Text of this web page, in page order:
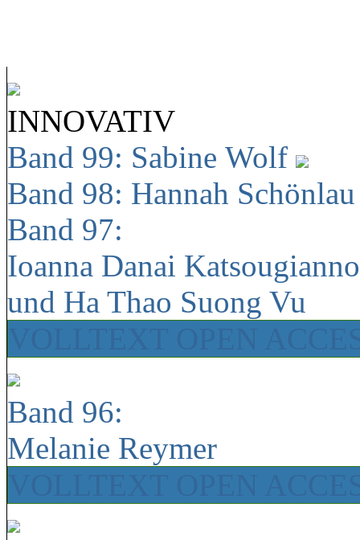
INNOVATIV
Band 99: Sabine Wolf
Band 98: Hannah
Band 97:
Ioanna Danai
und Ha Thao Suong Vu
Band 96:
Melanie Reymer